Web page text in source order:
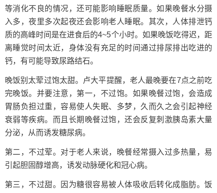
等消化不良的情况，还可能影响睡眠质量。如果晚餐水分摄
入多，夜里多次起夜还会影响老人睡眠。其次，人体排泄钙
质的高峰时间是在进食后的4~5个小时。如果晚饭吃得迟，距
离睡觉时间太近，身体没有充足的时间通过排尿排出吃进的
钙，有可能导致尿路结石。
晚饭别太荤过饱太甜。卢大平提醒，老人最晚要在7点之前吃
完晚饭。并要注意，第一，不过饱。如果晚餐过饱，会造成
胃肠负担过重，容易使人失眠、多梦，久而久之会引起神经
衰弱等疾病。而且长期晚餐过饱，还会反复刺激胰岛素大量
分泌，从而诱发糖尿病。
第二，不过荤。对于老人来说，晚餐经常摄入过多热量，易
引起胆固醇增高，诱发动脉硬化和冠心病。
第三，不过甜。因为糖很容易被人体吸收后转化成脂肪。饭